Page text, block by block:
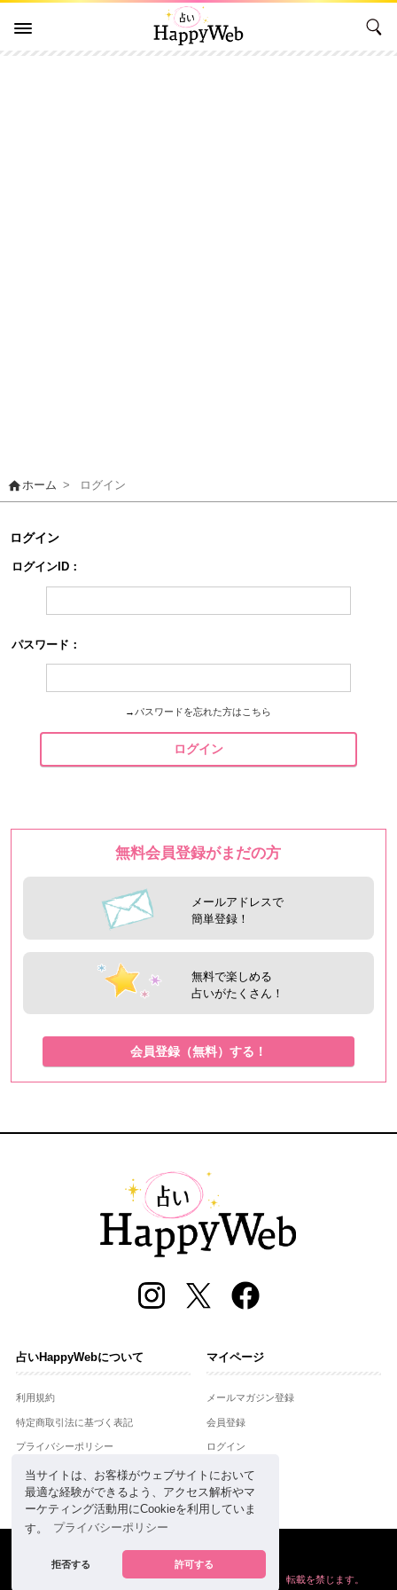
当サイトは、お客様がウェブサイトにおいて
最適な経験ができるよう、アクセス解析やマ
ーケティング活動用にCookieを利用していま
す。
プライバシーポリシー
拒否する 許可する
homeホーム > ログイン
ログイン
ログインID：
パスワード：
→ パスワードを忘れた方はこちら
ログイン
無料会員登録がまだの方
メールアドレスで
簡単登録！
無料で楽しめる
占いがたくさん！
会員登録（無料）する！
占いHappyWebについて
利用規約
特定商取引法に基づく表記
プライバシーポリシー
運営会社
お問合せ
マイページ
メールマガジン登録
会員登録
ログイン
powered by
掲載の情報や画像など、すべてのコンテンツの無断複写、転載を禁じます。